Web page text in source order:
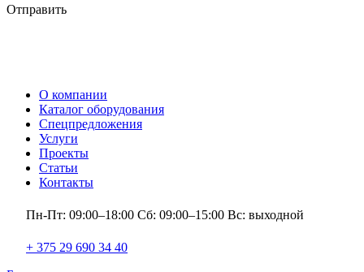
Отправить
О компании
Каталог оборудования
Спецпредложения
Услуги
Проекты
Статьи
Контакты
Пн-Пт: 09:00–18:00 Сб: 09:00–15:00 Вс: выходной
+ 375 29 690 34 40